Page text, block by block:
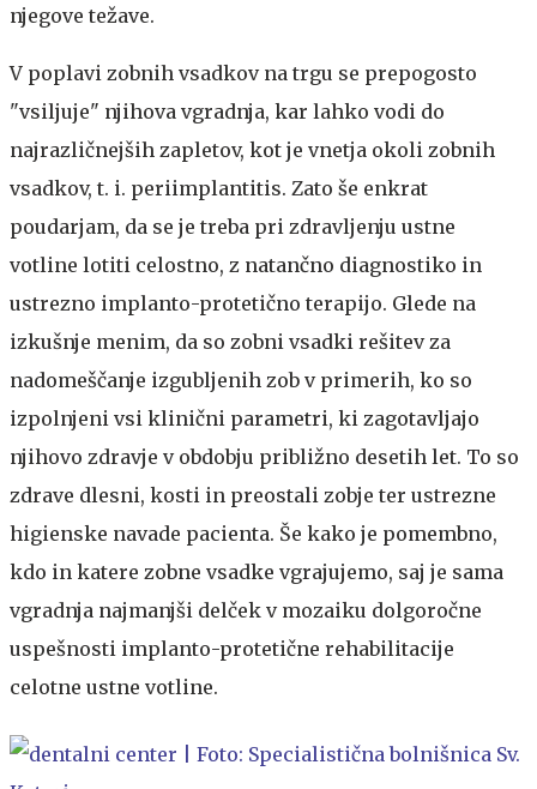
njegove težave.
V poplavi zobnih vsadkov na trgu se prepogosto
"vsiljuje" njihova vgradnja, kar lahko vodi do
najrazličnejših zapletov, kot je vnetja okoli zobnih
vsadkov, t. i. periimplantitis. Zato še enkrat
poudarjam, da se je treba pri zdravljenju ustne
votline lotiti celostno, z natančno diagnostiko in
ustrezno implanto-protetično terapijo. Glede na
izkušnje menim, da so zobni vsadki rešitev za
nadomeščanje izgubljenih zob v primerih, ko so
izpolnjeni vsi klinični parametri, ki zagotavljajo
njihovo zdravje v obdobju približno desetih let. To so
zdrave dlesni, kosti in preostali zobje ter ustrezne
higienske navade pacienta. Še kako je pomembno,
kdo in katere zobne vsadke vgrajujemo, saj je sama
vgradnja najmanjši delček v mozaiku dolgoročne
uspešnosti implanto-protetične rehabilitacije
celotne ustne votline.